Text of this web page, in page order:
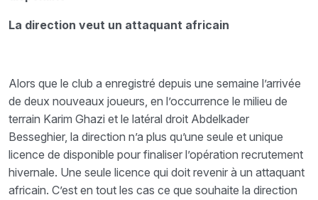
La direction veut un attaquant africain
Alors que le club a enregistré depuis une semaine l’arrivée
de deux nouveaux joueurs, en l’occurrence le milieu de
terrain Karim Ghazi et le latéral droit Abdelkader
Besseghier, la direction n’a plus qu’une seule et unique
licence de disponible pour finaliser l’opération recrutement
hivernale. Une seule licence qui doit revenir à un attaquant
africain. C’est en tout les cas ce que souhaite la direction